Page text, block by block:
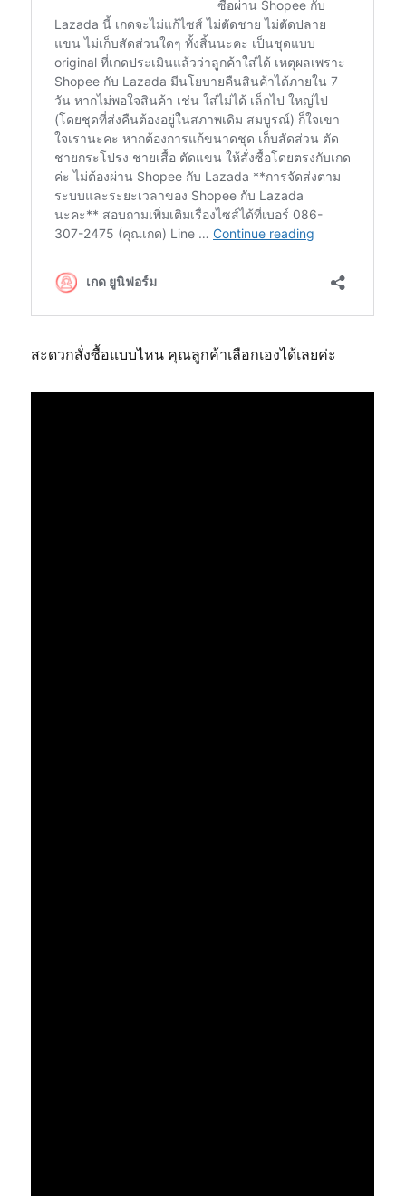
สะดวกสั่งซื้อแบบไหน คุณลูกค้าเลือกเองได้เลยค่ะ